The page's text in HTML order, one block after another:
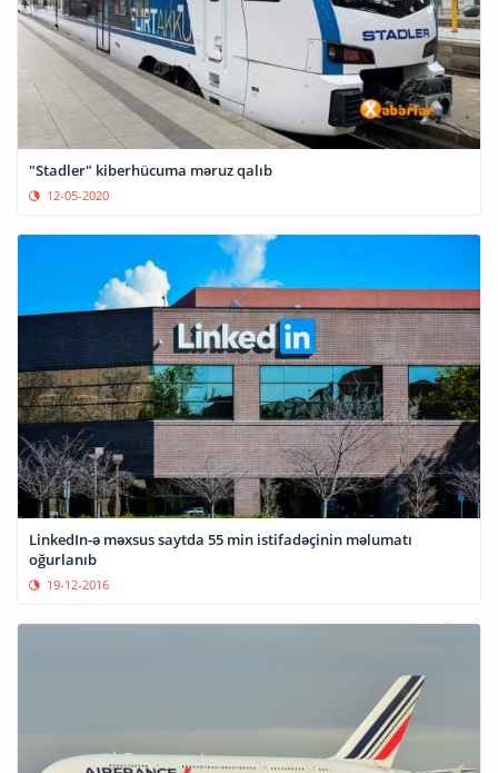
"Stadler" kiberhücuma məruz qalıb
12-05-2020
LinkedIn-ə məxsus saytda 55 min istifadəçinin məlumatı
oğurlanıb
19-12-2016